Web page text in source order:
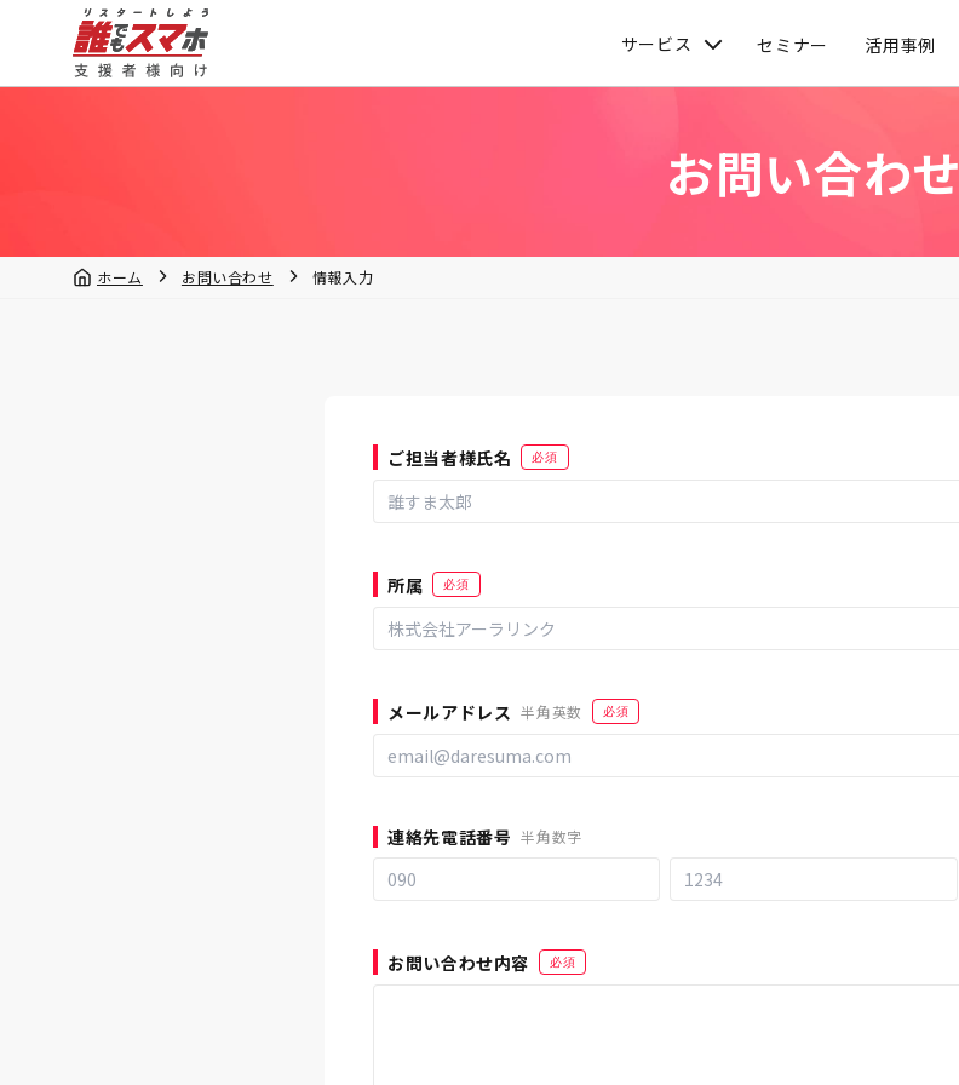
サービス セミナー 活用事例
お問い合わせ
ホーム お問い合わせ 情報入力
ご担当者様氏名 必須
所属 必須
メールアドレス 半角英数 必須
連絡先電話番号 半角数字
お問い合わせ内容 必須
お問い合わせ | 誰でもスマホサポーター向け｜誰でもスマホ行政向けサイト